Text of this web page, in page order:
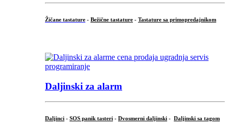
Žičane tastature - Bežične tastature - Tastature sa primopredajnikom
Daljinski za alarm
Daljinci - SOS panik tasteri - Dvosmerni daljinski - Daljinski sa tagom